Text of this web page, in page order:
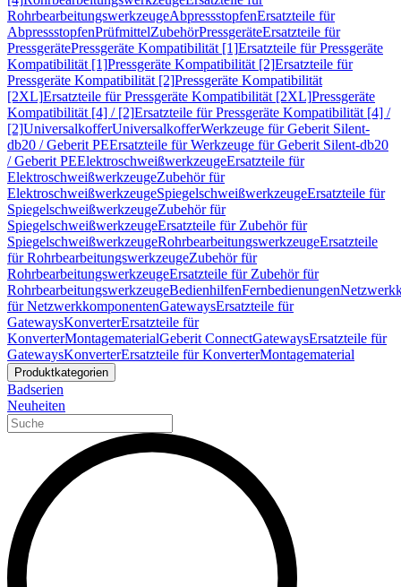
RohrbearbeitungswerkzeugeAbpressstopfenErsatzteile für
AbpressstopfenPrüfmittelZubehörPressgeräteErsatzteile für
PressgerätePressgeräte Kompatibilität [1]Ersatzteile für Pressgeräte
Kompatibilität [1]Pressgeräte Kompatibilität [2]Ersatzteile für
Pressgeräte Kompatibilität [2]Pressgeräte Kompatibilität
[2XL]Ersatzteile für Pressgeräte Kompatibilität [2XL]Pressgeräte
Kompatibilität [4] / [2]Ersatzteile für Pressgeräte Kompatibilität [4] /
[2]UniversalkofferUniversalkofferWerkzeuge für Geberit Silent-
db20 / Geberit PEErsatzteile für Werkzeuge für Geberit Silent-db20
/ Geberit PEElektroschweißwerkzeugeErsatzteile für
ElektroschweißwerkzeugeZubehör für
ElektroschweißwerkzeugeSpiegelschweißwerkzeugeErsatzteile für
SpiegelschweißwerkzeugeZubehör für
SpiegelschweißwerkzeugeErsatzteile für Zubehör für
SpiegelschweißwerkzeugeRohrbearbeitungswerkzeugeErsatzteile
für RohrbearbeitungswerkzeugeZubehör für
RohrbearbeitungswerkzeugeErsatzteile für Zubehör für
RohrbearbeitungswerkzeugeBedienhilfenFernbedienungen
für NetzwerkkomponentenGatewaysErsatzteile für
GatewaysKonverterErsatzteile für
KonverterMontagematerialGeberit ConnectGatewaysErsatzteile für
GatewaysKonverterErsatzteile für KonverterMontagematerial
Produktkategorien
Badserien
Neuheiten